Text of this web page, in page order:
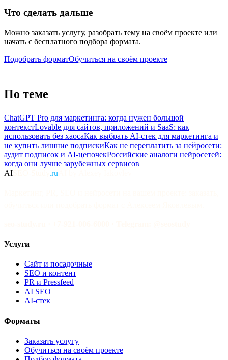
Что сделать дальше
Можно заказать услугу, разобрать тему на своём проекте или
начать с бесплатного подбора формата.
Подобрать форматОбучиться на своём проекте
По теме
ChatGPT Pro для маркетинга: когда нужен большой
контекстLovable для сайтов, приложений и SaaS: как
использовать без хаосаКак выбрать AI-стек для маркетинга и
не купить лишние подпискиКак не переплатить за нейросети:
аудит подписок и AI-цепочекРоссийские аналоги нейросетей:
когда они лучше зарубежных сервисов
AI
.ru
Услуги
Сайт и посадочные
SEO и контент
PR и Pressfeed
AI SEO
AI-стек
Форматы
Заказать услугу
Обучиться на своём проекте